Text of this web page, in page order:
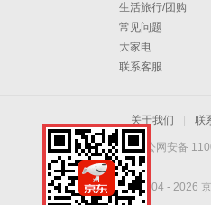
生活旅行/团购
常见问题
大家电
联系客服
关于我们 联
京公网安备
Copyright © 2004 - 2026